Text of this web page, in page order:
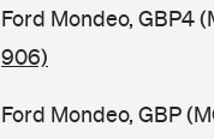
Ford Mondeo, GBP4
906)
Ford Mondeo, GBP